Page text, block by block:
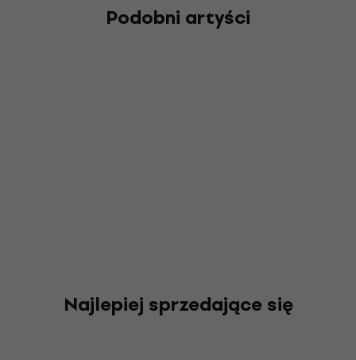
Podobni artyści
Najlepiej sprzedające się